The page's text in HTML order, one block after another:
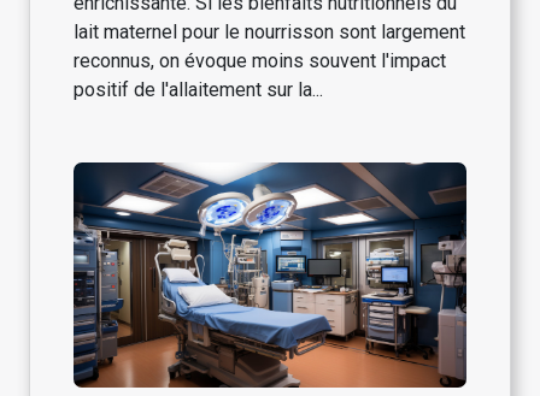
lait maternel pour le nourrisson sont largement
reconnus, on évoque moins souvent l'impact
positif de l'allaitement sur la...